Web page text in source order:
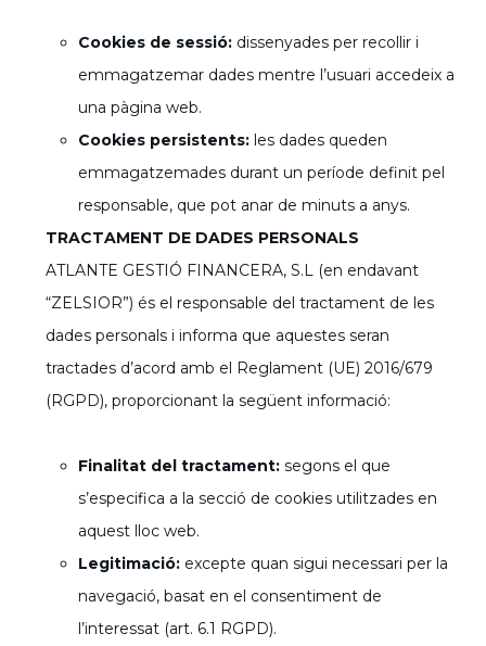
Cookies de sessió: dissenyades per recollir i
emmagatzemar dades mentre l’usuari accedeix a
una pàgina web.
Cookies persistents: les dades queden
emmagatzemades durant un període definit pel
responsable, que pot anar de minuts a anys.
TRACTAMENT DE DADES PERSONALS
ATLANTE GESTIÓ FINANCERA, S.L (en endavant
“ZELSIOR”) és el responsable del tractament de les
dades personals i informa que aquestes seran
tractades d’acord amb el Reglament (UE) 2016/679
(RGPD), proporcionant la següent informació:
Finalitat del tractament: segons el que
s’especifica a la secció de cookies utilitzades en
aquest lloc web.
Legitimació: excepte quan sigui necessari per la
navegació, basat en el consentiment de
l’interessat (art. 6.1 RGPD).